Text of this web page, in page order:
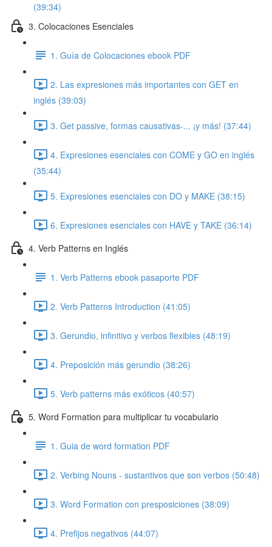
(39:34)
3. Colocaciones Esenciales
1. Guía de Colocaciones ebook PDF
2. Las expresiones más importantes con GET en
inglés (39:03)
3. Get passive, formas causativas-... ¡y más! (37:44)
4. Expresiones esenciales con COME y GO en inglés
(35:44)
5. Expresiones esenciales con DO y MAKE (38:15)
6. Expresiones esenciales con HAVE y TAKE (36:14)
4. Verb Patterns en Inglés
1. Verb Patterns ebook pasaporte PDF
2. Verb Patterns Introduction (41:05)
3. Gerundio, infinitivo y verbos flexibles (48:19)
4. Preposición más gerundio (38:26)
5. Verb patterns más exóticos (40:57)
5. Word Formation para multiplicar tu vocabulario
1. Guia de word formation PDF
2. Verbing Nouns - sustantivos que son verbos (50:48)
3. Word Formation con presposiciones (38:09)
4. Prefijos negativos (44:07)